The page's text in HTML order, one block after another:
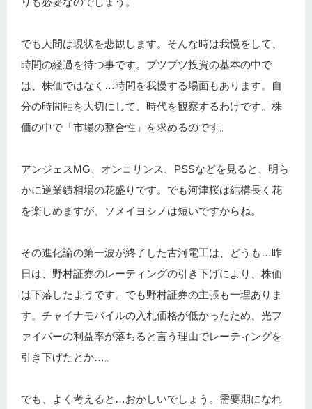
でも人間は現状を悲観します。そんな時は我慢をして、
時間の経過を待つ事です。ブツブツ投資の基本の中で
は、株価ではなく…時間を我慢する場面もあります。自
分の時間軸を大切にして、時代を観察するわけです。株
価の中で「市場の整合性」を求めるのです。
アンジェスMG、オンコリンス、PSSなどを見ると、明ら
かに逆業績相場の花盛りです。でも河津桜は結構長く花
を楽しめますが、ソメイヨシノは短いですからね。
その進化論の第一波が終了した古河電工は、どうも…昨
日は、野村証券のレーティングの引き下げにより、株価
は下落したようです。でも野村証券の主張も一理ありま
す。チャイナモバイルの入札価格が低かったため、光フ
ァイバーの利益率が落ちると言う理由でレーティングを
引き下げたとか…。
でも、よく考えると…おかしいでしょう。需要期になれ